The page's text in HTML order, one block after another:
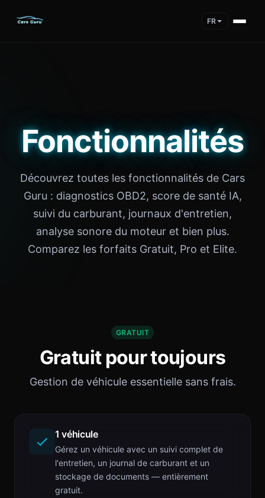
FR
Fonctionnalités
Découvrez toutes les fonctionnalités de Cars
Guru : diagnostics OBD2, score de santé IA,
suivi du carburant, journaux d'entretien,
analyse sonore du moteur et bien plus.
Comparez les forfaits Gratuit, Pro et Elite.
GRATUIT
Gratuit pour toujours
Gestion de véhicule essentielle sans frais.
1 véhicule
Gérez un véhicule avec un suivi complet de
l'entretien, un journal de carburant et un
stockage de documents — entièrement
gratuit.